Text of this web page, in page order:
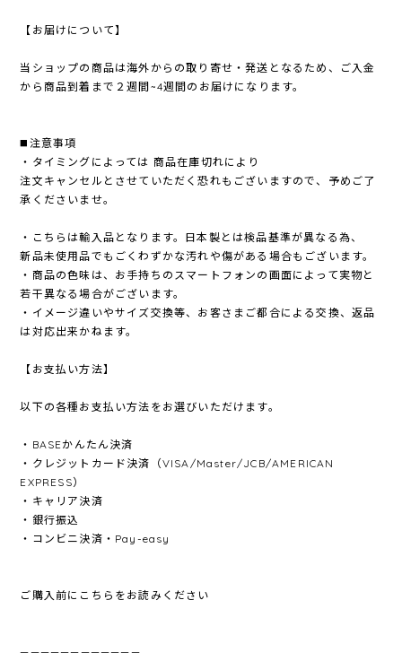
【お届けについて】
当ショップの商品は海外からの取り寄せ・発送となるため、ご入金
から商品到着まで２週間~4週間のお届けになります。
◼️注意事項
・タイミングによっては 商品在庫切れにより
注文キャンセルとさせていただく恐れもございますので、予めご了
承くださいませ。
・こちらは輸入品となります。日本製とは検品基準が異なる為、
新品未使用品でもごくわずかな汚れや傷がある場合もございます。
・商品の色味は、お手持ちのスマートフォンの画面によって実物と
若干異なる場合がございます。
・イメージ違いやサイズ交換等、お客さまご都合による交換、返品
は対応出来かねます。
【お支払い方法】
以下の各種お支払い方法をお選びいただけます。
・BASEかんたん決済
・クレジットカード決済（VISA/Master/JCB/AMERICAN
EXPRESS）
・キャリア決済
・銀行振込
・コンビニ決済・Pay-easy
ご購入前にこちらをお読みください
————————————